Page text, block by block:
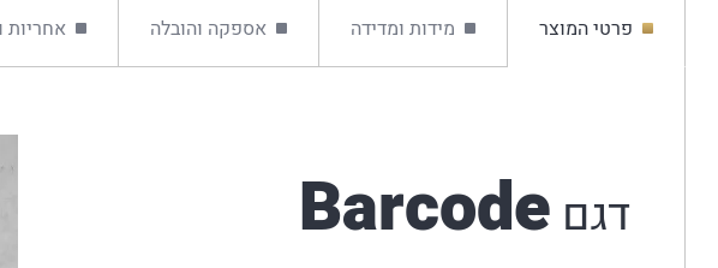
פרטי המוצר מידות ומדידה אספקה והובלה אחריות
דגם Barcode